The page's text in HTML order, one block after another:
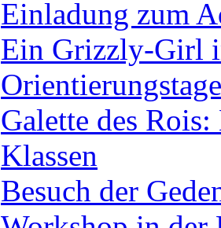
Einladung zum
Ein Grizzly-Girl
Galette des
Klassen
Besuch der